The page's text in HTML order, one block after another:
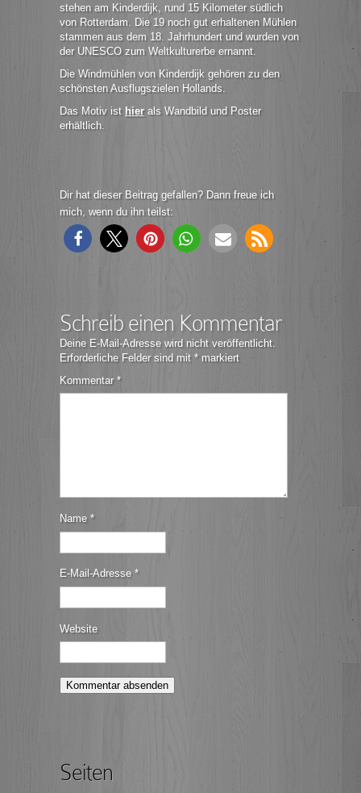
stehen am Kinderdijk, rund 15 Kilometer südlich
von Rotterdam. Die 19 noch gut erhaltenen Mühlen
stammen aus dem 18. Jahrhundert und wurden von
der UNESCO zum Weltkulturerbe ernannt.
Die Windmühlen von Kinderdijk gehören zu den
schönsten Ausflugszielen Hollands.
Das Motiv ist hierals Wandbild und Poster
erhältlich.
Dir hat dieser Beitrag gefallen? Dann freue ich
mich, wenn du ihn teilst:
Schreib einen Kommentar
Deine E-Mail-Adresse wird nicht veröffentlicht.
Erforderliche Felder sind mit * markiert
Kommentar*
Name *
E-Mail-Adresse *
Website
Seiten